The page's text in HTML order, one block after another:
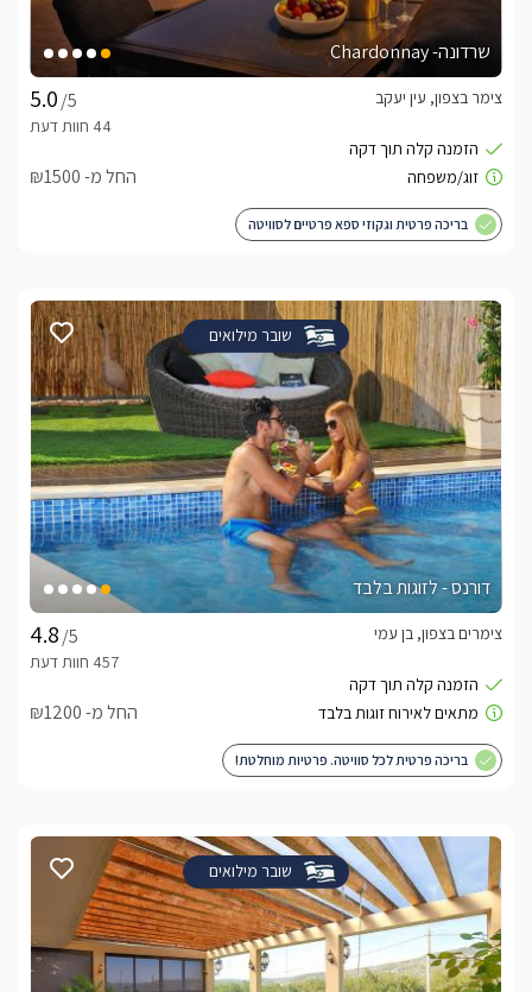
שרדונה- Chardonnay
/5
צימר בצפון, עין יעקב
החל מ- ₪1500
בריכה פרטית וגקוזי ספא פרטיים לסוויטה
שובר מילואים
דורנס - לזוגות בלבד
/5
צימרים בצפון, בן עמי
החל מ- ₪1200
בריכה פרטית לכל סוויטה. פרטיות מוחלטת!
שובר מילואים